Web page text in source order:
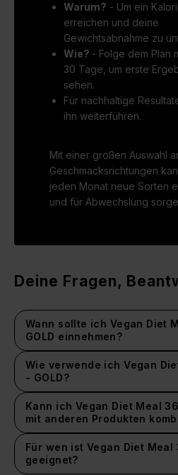
Warum? - Um ein
erreichen und deine
Gewichtsabnahme zu
Wie? - Folge dem Plan
30 Tage, um erste
sehen.
Für nachhaltige
ihn weiterführen.
Mit einer großen Auswahl
Geschmacksrichtungen
jeden Monat neue Sorten
und für Abwechslung
Deine Fragen,
Wann sollte ich Vegan Diet
GOLD einnehmen?
Wie verwende ich Vegan
- GOLD?
Kann ich Vegan Diet Meal
mit anderen Produkten
Für wen ist Vegan Diet Meal
geeignet?